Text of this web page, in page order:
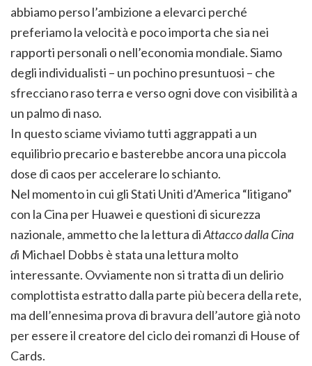
abbiamo perso l’ambizione a elevarci perché
preferiamo la velocità e poco importa che sia nei
rapporti personali o nell’economia mondiale. Siamo
degli individualisti – un pochino presuntuosi – che
sfrecciano raso terra e verso ogni dove con visibilità a
un palmo di naso.
In questo sciame viviamo tutti aggrappati a un
equilibrio precario e basterebbe ancora una piccola
dose di caos per accelerare lo schianto.
Nel momento in cui gli Stati Uniti d’America “litigano”
con la Cina per Huawei e questioni di sicurezza
nazionale, ammetto che la lettura diAttacco dalla Cina
di Michael Dobbs è stata una lettura molto
interessante. Ovviamente non si tratta di un delirio
complottista estratto dalla parte più becera della rete,
ma dell’ennesima prova di bravura dell’autore già noto
per essere il creatore del ciclo dei romanzi di House of
Cards.